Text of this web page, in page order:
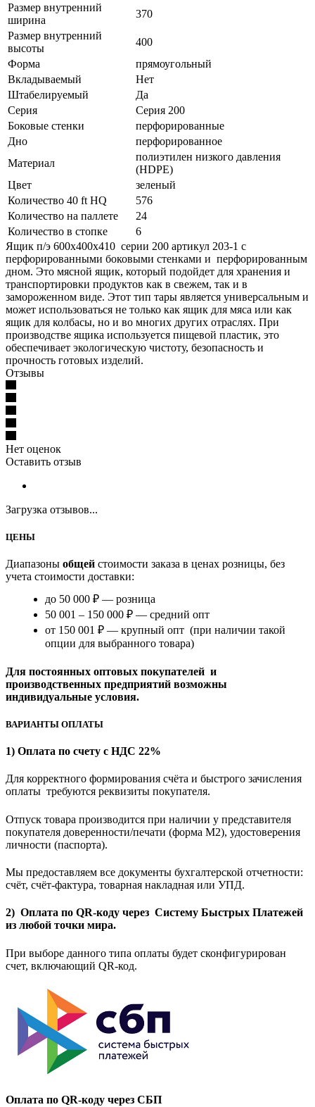
Размер внутренний
ширина
370
Размер внутренний
высоты
400
Форма
прямоугольный
Вкладываемый
Нет
Штабелируемый
Да
Серия
Серия 200
Боковые стенки
перфорированные
Дно
перфорированное
Материал
полиэтилен низкого давления
(HDPE)
Цвет
зеленый
Количество 40 ft HQ
576
Количество на паллете
24
Количество в стопке
6
Ящик п/э 600х400х410 серии 200 артикул 203-1 с
перфорированными боковыми стенками и перфорированным
дном. Это мясной ящик, который подойдет для хранения и
транспортировки продуктов как в свежем, так и в
замороженном виде. Этот тип тары является универсальным и
может использоваться не только как ящик для мяса или как
ящик для колбасы, но и во многих других отраслях. При
производстве ящика используется пищевой пластик, это
обеспечивает экологическую чистоту, безопасность и
прочность готовых изделий.
Отзывы
Нет оценок
Оставить отзыв
Загрузка отзывов...
ЦЕНЫ
Диапазоны общей стоимости заказа в ценах розницы, без
учета стоимости доставки:
до 50 000 ₽ — розница
50 001 – 150 000 ₽ — средний опт
от 150 001 ₽ — крупный опт (при наличии такой
опции для выбранного товара)
Для постоянных оптовых покупателей и
производственных предприятий возможны
индивидуальные условия.
ВАРИАНТЫ ОПЛАТЫ
1) Оплата по счету с НДС 22%
Для корректного формирования счёта и быстрого зачисления
оплаты требуются реквизиты покупателя.
Отпуск товара производится при наличии у представителя
покупателя доверенности/печати (форма M2), удостоверения
личности (паспорта).
Мы предоставляем все документы бухгалтерской отчетности:
счёт, счёт-фактура, товарная накладная или УПД.
2) Оплата по QR-коду через Систему Быстрых Платежей
из любой точки мира.
При выборе данного типа оплаты будет сконфигурирован
счет, включающий QR-код.
Оплата по QR-коду через СБП